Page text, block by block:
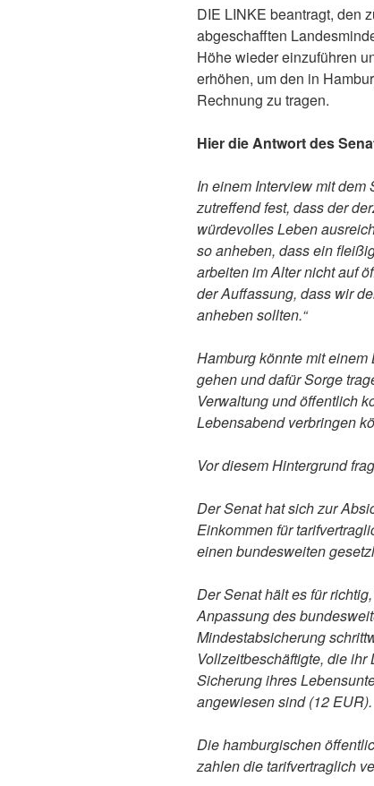
DIE LINKE beantragt, den
abgeschafften
Höhe wieder einzuführen
erhöhen, um den in
Rechnung zu tragen.
Hier die Antwort des
In einem Interview mit
zutreffend fest, dass der
würdevolles Leben
so anheben, dass ein
arbeiten im Alter nicht auf
der Auffassung, dass wir
anheben sollten.“
Hamburg könnte mit
gehen und dafür Sorge
Verwaltung und öffentlich
Lebensabend verbringen
Vor diesem Hintergrund
Der Senat hat sich zur
Einkommen für
einen bundesweiten
Der Senat hält es für
Anpassung des
Mindestabsicherung
Vollzeitbeschäftigte, die
Sicherung ihres
angewiesen sind (12 EUR).
Die hamburgischen
zahlen die tarifvertraglich